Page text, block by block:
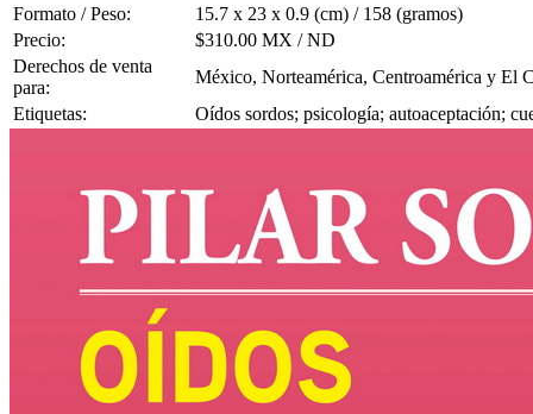
Formato / Peso:
15.7 x 23 x 0.9 (cm) / 158 (gramos)
Precio:
$310.00 MX / ND
Derechos de venta
para:
México, Norteamérica, Centroamérica y El
Etiquetas:
Oídos sordos; psicología; autoaceptación;